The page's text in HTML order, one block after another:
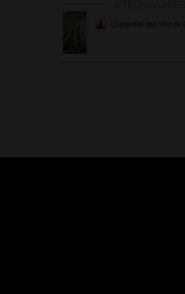
A TÉLÉCHARGER